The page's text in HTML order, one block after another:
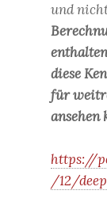
und
diese
für
ansehen
https://
/12/